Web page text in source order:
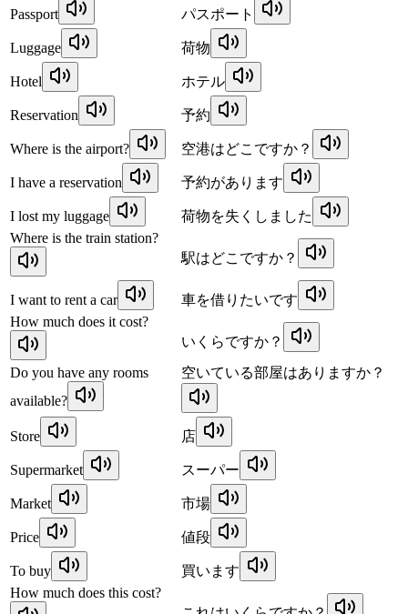
Passport パスポート
Luggage 荷物
Hotel ホテル
Reservation 予約
Where is the airport? 空港はどこですか？
I have a reservation 予約があります
I lost my luggage
荷物を失くしました
Where is the train station?
駅はどこですか？
I want to rent a car
車を借りたいです
How much does it cost?
いくらですか？
Do you have any rooms
available?
空いている部屋はありますか？
Store 店
Supermarket スーパー
Market 市場
Price 値段
To buy
買います
How much does this cost?